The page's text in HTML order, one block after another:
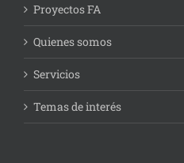
Proyectos FA
Quienes somos
Servicios
Temas de interés